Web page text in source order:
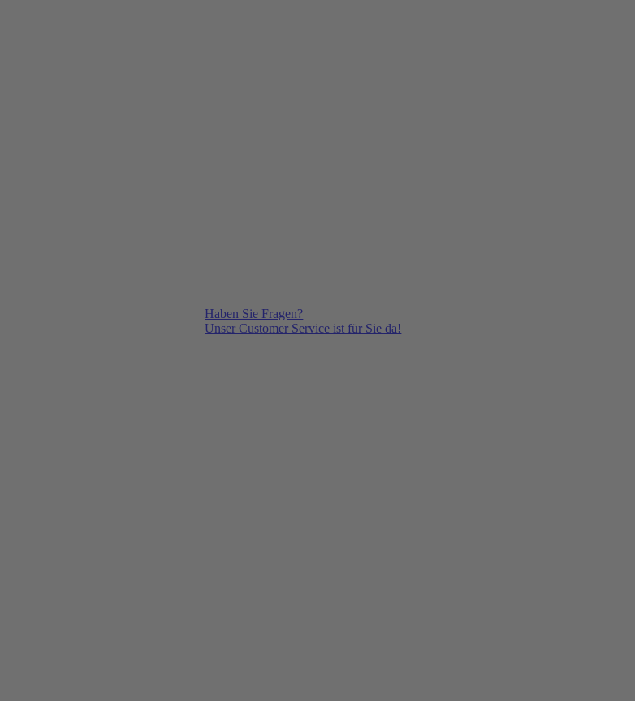
Haben Sie Fragen?
Unser Customer Service ist für Sie da!